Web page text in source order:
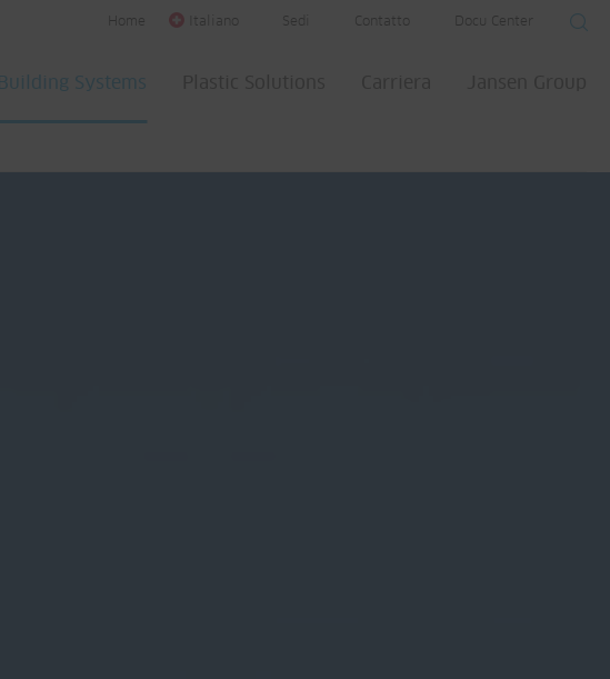
Home Italiano Sedi Contatto Docu Center
Building Systems